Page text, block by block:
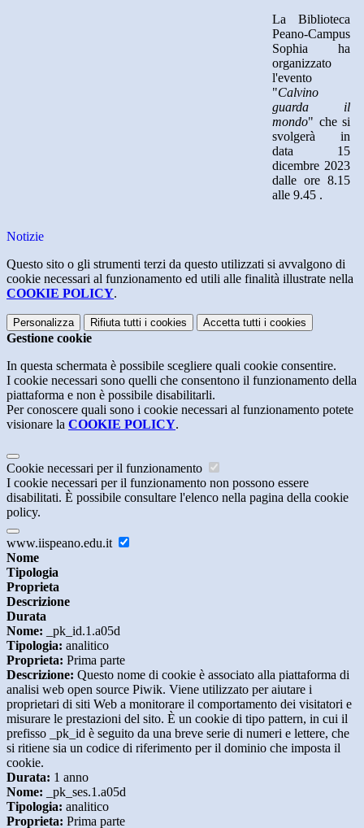
La Biblioteca
Peano-Campus
Sophia ha
organizzato
l'evento
"Calvino
guarda il
mondo" che si
svolgerà in
data 15
dicembre 2023
dalle ore 8.15
alle 9.45 .
Notizie
Questo sito o gli strumenti terzi da questo utilizzati si avvalgono di
cookie necessari al funzionamento ed utili alle finalità illustrate nella
COOKIE POLICY.
Personalizza Rifiuta tutti i cookies Accetta tutti i cookies
Gestione cookie
In questa schermata è possibile scegliere quali cookie consentire.
I cookie necessari sono quelli che consentono il funzionamento della
piattaforma e non è possibile disabilitarli.
Per conoscere quali sono i cookie necessari al funzionamento potete
visionare la COOKIE POLICY.
Cookie necessari per il funzionamento
I cookie necessari per il funzionamento non possono essere
disabilitati. È possibile consultare l'elenco nella pagina della cookie
policy.
www.iispeano.edu.it
Nome
Tipologia
Proprieta
Descrizione
Durata
Nome: _pk_id.1.a05d
Tipologia: analitico
Proprieta: Prima parte
Descrizione: Questo nome di cookie è associato alla piattaforma di
analisi web open source Piwik. Viene utilizzato per aiutare i
proprietari di siti Web a monitorare il comportamento dei visitatori e
misurare le prestazioni del sito. È un cookie di tipo pattern, in cui il
prefisso _pk_id è seguito da una breve serie di numeri e lettere, che
si ritiene sia un codice di riferimento per il dominio che imposta il
cookie.
Durata: 1 anno
Nome: _pk_ses.1.a05d
Tipologia: analitico
Proprieta: Prima parte